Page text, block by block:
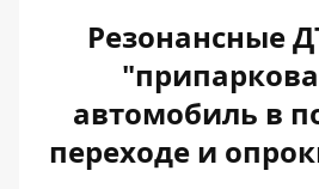
Резонансные
автомобиль в
переходе и